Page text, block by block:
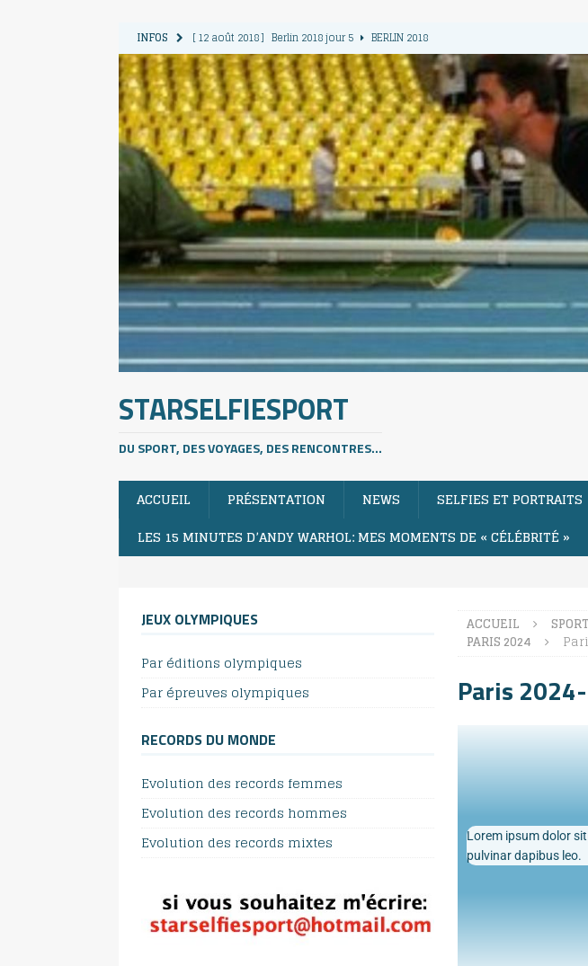
INFOS [ 12 août 2018 ] Berlin 2018 jour 5
BERLIN 2018
[ 11 août 2018 ] Berlin 2018 jour 4
BERLIN 2018
[ 10 août 2018 ] Berlin 2018 Jour 3
BERLIN 2018
[ 9 août 2018 ] Berlin 2018 jour 2
BERLIN 2018
[ 13 août 2018 ] Berlin 2018 jour 6 BERLIN 2018
STARSELFIESPORT
DU SPORT, DES VOYAGES, DES RENCONTRES...
ACCUEIL PRÉSENTATION NEWS SELFIES ET PORTRAITS
LES 15 MINUTES D’ANDY WARHOL: MES MOMENTS DE « CÉLÉBRITÉ »
ACCUEIL
PARIS 2024
Paris
Lorem ipsum dolor
pulvinar dapibus leo.
JEUX OLYMPIQUES
Par éditions olympiques
Par épreuves olympiques
RECORDS DU MONDE
Evolution des records femmes
Evolution des records hommes
Evolution des records mixtes